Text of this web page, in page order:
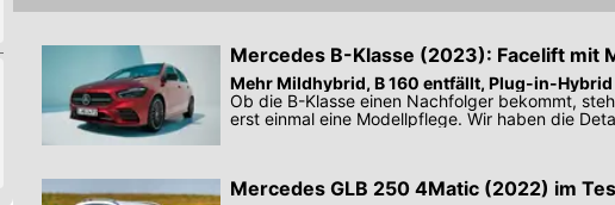
Mercedes B-Klasse (2023): Facelift mit
Mehr Mildhybrid, B 160 entfällt, Plug-in-
Ob die B-Klasse einen Nachfolger bekommt,
erst einmal eine Modellpflege. Wir haben die
Mercedes GLB 250 4Matic (2022) im